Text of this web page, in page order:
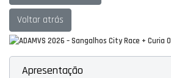
Voltar atrás
Apresentação